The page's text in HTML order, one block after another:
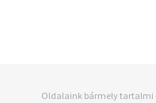
Oldalaink bármely tartalmi